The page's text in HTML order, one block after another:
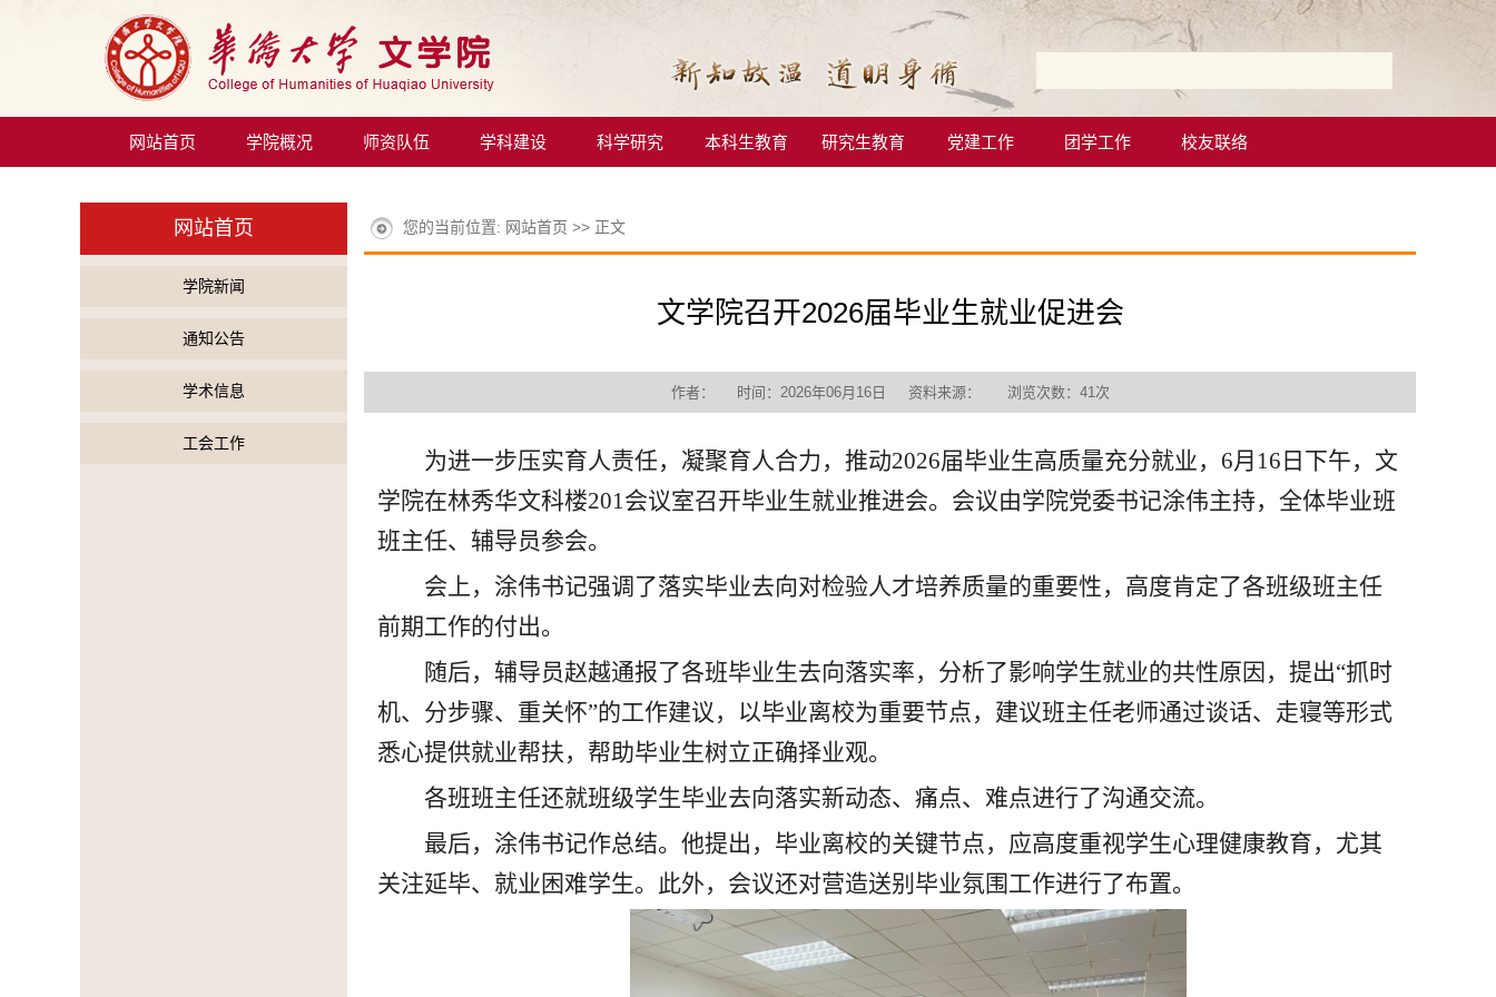
网站首页 学院概况 师资队伍 学科建设 科学研究 本科生教育 研究生教育 党建工作 团学工作 校友联络
网站首页
学院新闻
通知公告
学术信息
工会工作
您的当前位置: 网站首页 >> 正文
文学院召开2026届毕业生就业促进会
作者： 时间：2026年06月16日 资料来源： 浏览次数： 41次
为进一步压实育人责任，凝聚育人合力，推动2026届毕业生高质量充分就业，6月16日下午，文
学院在林秀华文科楼201会议室召开毕业生就业推进会。会议由学院党委书记涂伟主持，全体毕业班
班主任、辅导员参会。
会上，涂伟书记强调了落实毕业去向对检验人才培养质量的重要性，高度肯定了各班级班主任
前期工作的付出。
随后，辅导员赵越通报了各班毕业生去向落实率，分析了影响学生就业的共性原因，提出“抓时
机、分步骤、重关怀”的工作建议，以毕业离校为重要节点，建议班主任老师通过谈话、走寝等形式
悉心提供就业帮扶，帮助毕业生树立正确择业观。
各班班主任还就班级学生毕业去向落实新动态、痛点、难点进行了沟通交流。
最后，涂伟书记作总结。他提出，毕业离校的关键节点，应高度重视学生心理健康教育，尤其
关注延毕、就业困难学生。此外，会议还对营造送别毕业氛围工作进行了布置。